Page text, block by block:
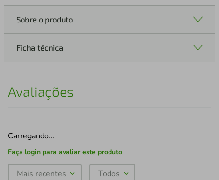
Sobre o produto
Ficha técnica
Avaliações
Carregando…
Faça login para avaliar este produto
Mais recentes Todos